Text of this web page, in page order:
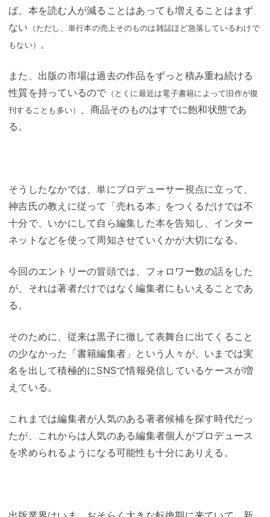
ば、本を読む人が減ることはあっても増えることはまず
ない （ただし、単行本の売上そのものは雑誌ほど急落しているわけで
もない）
。
また、出版の市場は過去の作品をずっと積み重ね続ける
性質を持っているので （とくに最近は電子書籍によって旧作が復
刊することも多い）
、商品そのものはすでに飽和状態であ
る。
そうしたなかでは、単にプロデューサー視点に立って、
神吉氏の教えに従って「売れる本」をつくるだけでは不
十分で、いかにして自ら編集した本を告知し、インター
ネットなどを使って周知させていくかが大切になる。
今回のエントリーの冒頭では、フォロワー数の話をした
が、それは著者だけではなく編集者にもいえることであ
る。
そのために、従来は黒子に徹して表舞台に出てくること
の少なかった「書籍編集者」という人々が、いまでは実
名を出して積極的にSNSで情報発信しているケースが増
えている。
これまでは編集者が人気のある著者候補を探す時代だっ
たが、これからは人気のある編集者個人がプロデュース
を求められるようになる可能性も十分にありえる。